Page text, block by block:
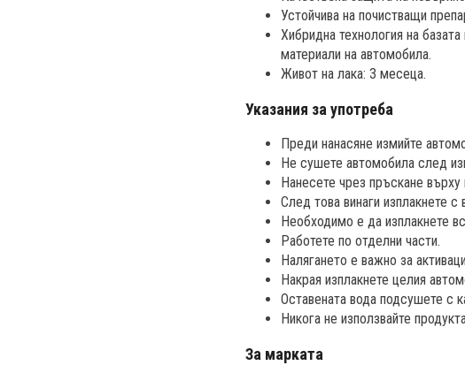
Устойчива на почистващи
Хибридна технология на
материали на автомобила.
Живот на лака: 3 месеца.
Указания за употреба
Преди нанасяне измийте
Не сушете автомобила след
Нанесете чрез пръскане
След това винаги изплакнете
Необходимо е да изплакнете
Работете по отделни части.
Налягането е важно за
Накрая изплакнете целия
Оставената вода подсушете с
Никога не използвайте
За марката